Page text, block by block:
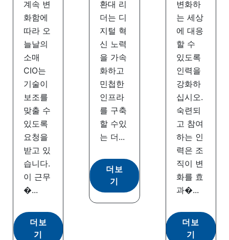
계속 변
화함에
따라 오
늘날의
소매
CIO는
기술이
보조를
맞출 수
있도록
요청을
받고 있
습니다.
이 근무
�...
더보
기
환대 리
더는 디
지털 혁
신 노력
을 가속
화하고
민첩한
인프라
를 구축
할 수있
는 더...
더보
기
변화하
는 세상
에 대응
할 수
있도록
인력을
강화하
십시오.
숙련되
고 참여
하는 인
력은 조
직이 변
화를 효
과�...
더보
기